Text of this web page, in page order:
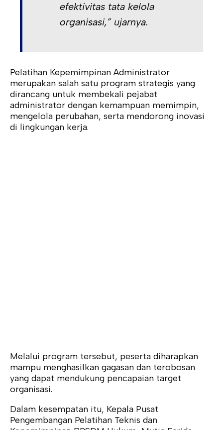
efektivitas tata kelola
organisasi,” ujarnya.
Pelatihan Kepemimpinan Administrator
merupakan salah satu program strategis yang
dirancang untuk membekali pejabat
administrator dengan kemampuan memimpin,
mengelola perubahan, serta mendorong inovasi
di lingkungan kerja.
Melalui program tersebut, peserta diharapkan
mampu menghasilkan gagasan dan terobosan
yang dapat mendukung pencapaian target
organisasi.
Dalam kesempatan itu, Kepala Pusat
Pengembangan Pelatihan Teknis dan